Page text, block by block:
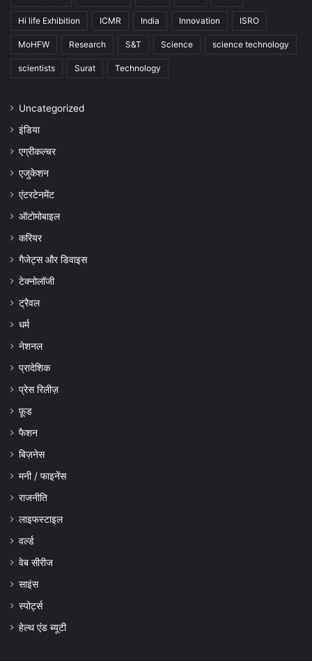
Hi life Exhibition ICMR India Innovation ISRO
MoHFW Research S&T Science science technology
scientists Surat Technology
Uncategorized
इंडिया
एग्रीकल्चर
एजुकेशन
एंटरटेनमेंट
ऑटोमोबाइल
करियर
गैजेट्स और डिवाइस
टेक्नोलॉजी
ट्रैवल
धर्म
नेशनल
प्रादेशिक
प्रेस रिलीज़
फ़ूड
फैशन
बिज़नेस
मनी / फाइनेंस
राजनीति
लाइफस्टाइल
वर्ल्ड
वेब सीरीज
साइंस
स्पोर्ट्स
हेल्थ एंड ब्यूटी